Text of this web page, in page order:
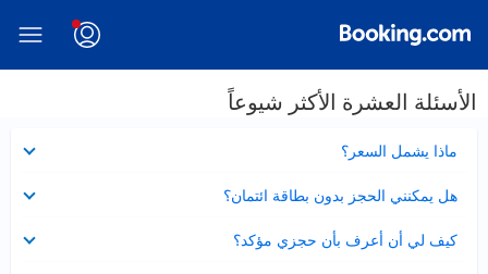
الأسئلة العشرة الأكثر شيوعاً
ماذا يشمل السعر؟
مصغر
هل يمكنني الحجز بدون بطاقة ائتمان؟
مصغر
كيف لي أن أعرف بأن حجزي مؤكد؟
مصغر